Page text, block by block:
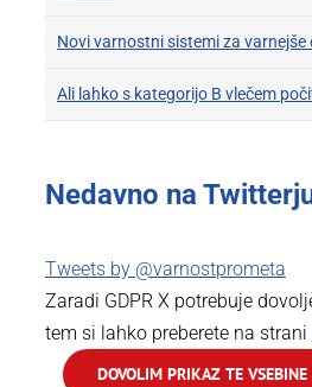
Novi varnostni sistemi za varnejše
Ali lahko s kategorijo B vlečem
Nedavno na
Tweets by @varnostprometa
Zaradi GDPR X potrebuje
tem si lahko preberete na strani
DOVOLIM PRIKAZ TE VSEBINE